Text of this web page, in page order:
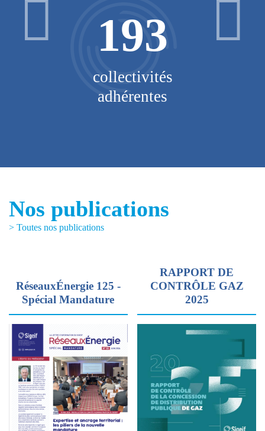
193
collectivités
adhérentes
Nos publications
> Toutes nos publications
RéseauxÉnergie 125 -
Spécial Mandature
RAPPORT DE
CONTRÔLE GAZ
2025